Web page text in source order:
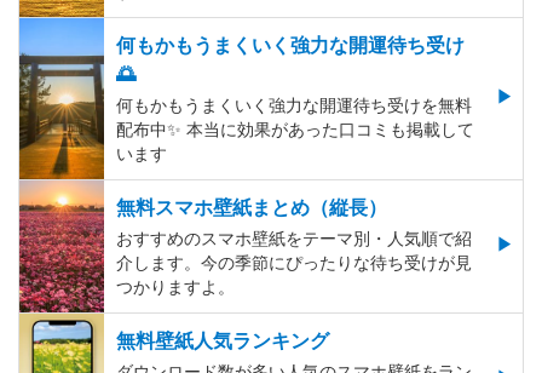
何もかもうまくいく強力な開運待ち受け
🌅
何もかもうまくいく強力な開運待ち受けを無料
配布中✨️ 本当に効果があった口コミも掲載して
います
無料スマホ壁紙まとめ（縦長）
おすすめのスマホ壁紙をテーマ別・人気順で紹
介します。今の季節にぴったりな待ち受けが見
つかりますよ。
無料壁紙人気ランキング